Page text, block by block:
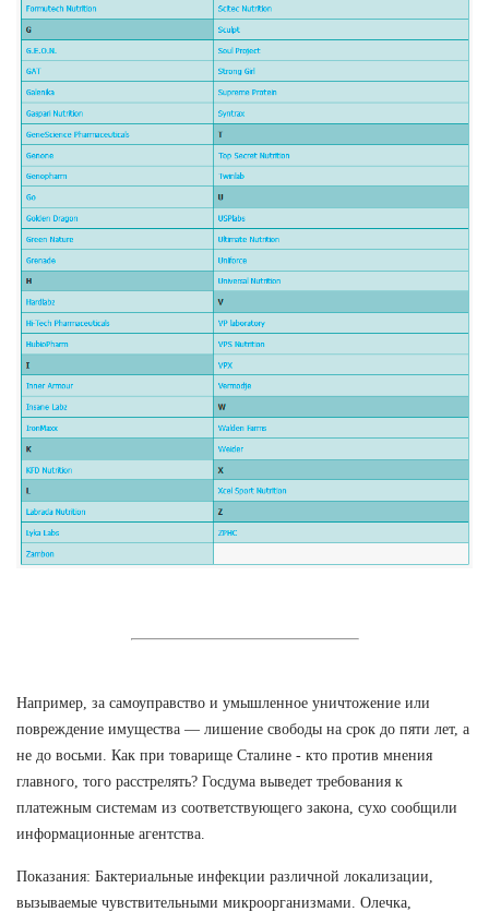
Например, за самоуправство и умышленное уничтожение или
повреждение имущества — лишение свободы на срок до пяти лет, а
не до восьми. Как при товарище Сталине - кто против мнения
главного, того расстрелять? Госдума выведет требования к
платежным системам из соответствующего закона, сухо сообщили
информационные агентства.
Показания: Бактериальные инфекции различной локализации,
вызываемые чувствительными микроорганизмами. Олечка,